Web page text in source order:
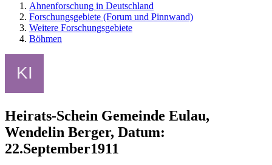
Ahnenforschung in Deutschland
Forschungsgebiete (Forum und Pinnwand)
Weitere Forschungsgebiete
Böhmen
Heirats-Schein Gemeinde Eulau,
Wendelin Berger, Datum:
22.September1911